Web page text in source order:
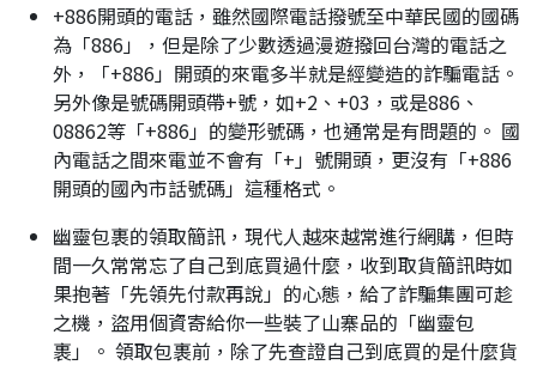
+886開頭的電話，雖然國際電話撥號至中華民國的國碼
為「886」，但是除了少數透過漫遊撥回台灣的電話之
外，「+886」開頭的來電多半就是經變造的詐騙電話。
另外像是號碼開頭帶+號，如+2、+03，或是886、
08862等「+886」的變形號碼，也通常是有問題的。 國
內電話之間來電並不會有「+」號開頭，更沒有「+886
開頭的國內市話號碼」這種格式。
幽靈包裹的領取簡訊，現代人越來越常進行網購，但時
間一久常常忘了自己到底買過什麼，收到取貨簡訊時如
果抱著「先領先付款再說」的心態，給了詐騙集團可趁
之機，盜用個資寄給你一些裝了山寨品的「幽靈包
裹」。 領取包裹前，除了先查證自己到底買的是什麼貨